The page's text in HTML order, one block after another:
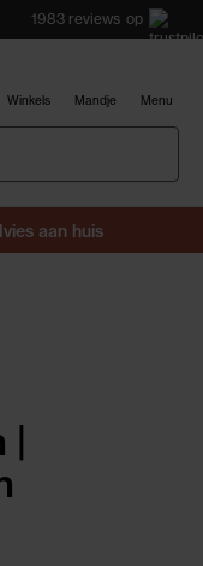
1983 reviews op
Winkels Mandje Menu
aan huis
|